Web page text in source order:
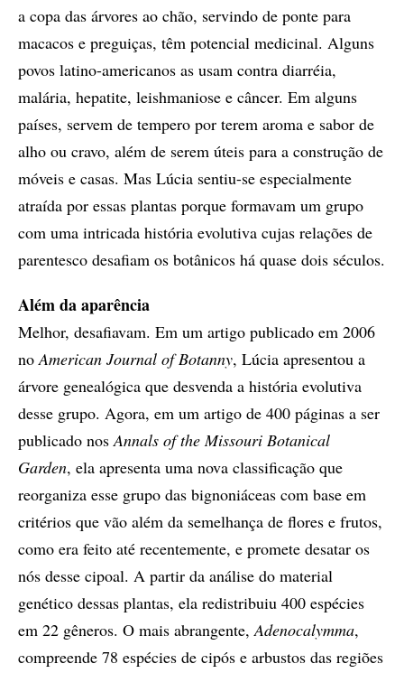
a copa das árvores ao chão, servindo de ponte para
macacos e preguiças, têm potencial medicinal. Alguns
povos latino-americanos as usam contra diarréia,
malária, hepatite, leishmaniose e câncer. Em alguns
países, servem de tempero por terem aroma e sabor de
alho ou cravo, além de serem úteis para a construção de
móveis e casas. Mas Lúcia sentiu-se especialmente
atraída por essas plantas porque formavam um grupo
com uma intricada história evolutiva cujas relações de
parentesco desafiam os botânicos há quase dois séculos.
Além da aparência
Melhor, desafiavam. Em um artigo publicado em 2006
noAmerican Journal of Botanny, Lúcia apresentou a
árvore genealógica que desvenda a história evolutiva
desse grupo. Agora, em um artigo de 400 páginas a ser
publicado nosAnnals of the Missouri Botanical
Garden, ela apresenta uma nova classificação que
reorganiza esse grupo das bignoniáceas com base em
critérios que vão além da semelhança de flores e frutos,
como era feito até recentemente, e promete desatar os
nós desse cipoal. A partir da análise do material
genético dessas plantas, ela redistribuiu 400 espécies
em 22 gêneros. O mais abrangente,Adenocalymma,
compreende 78 espécies de cipós e arbustos das regiões